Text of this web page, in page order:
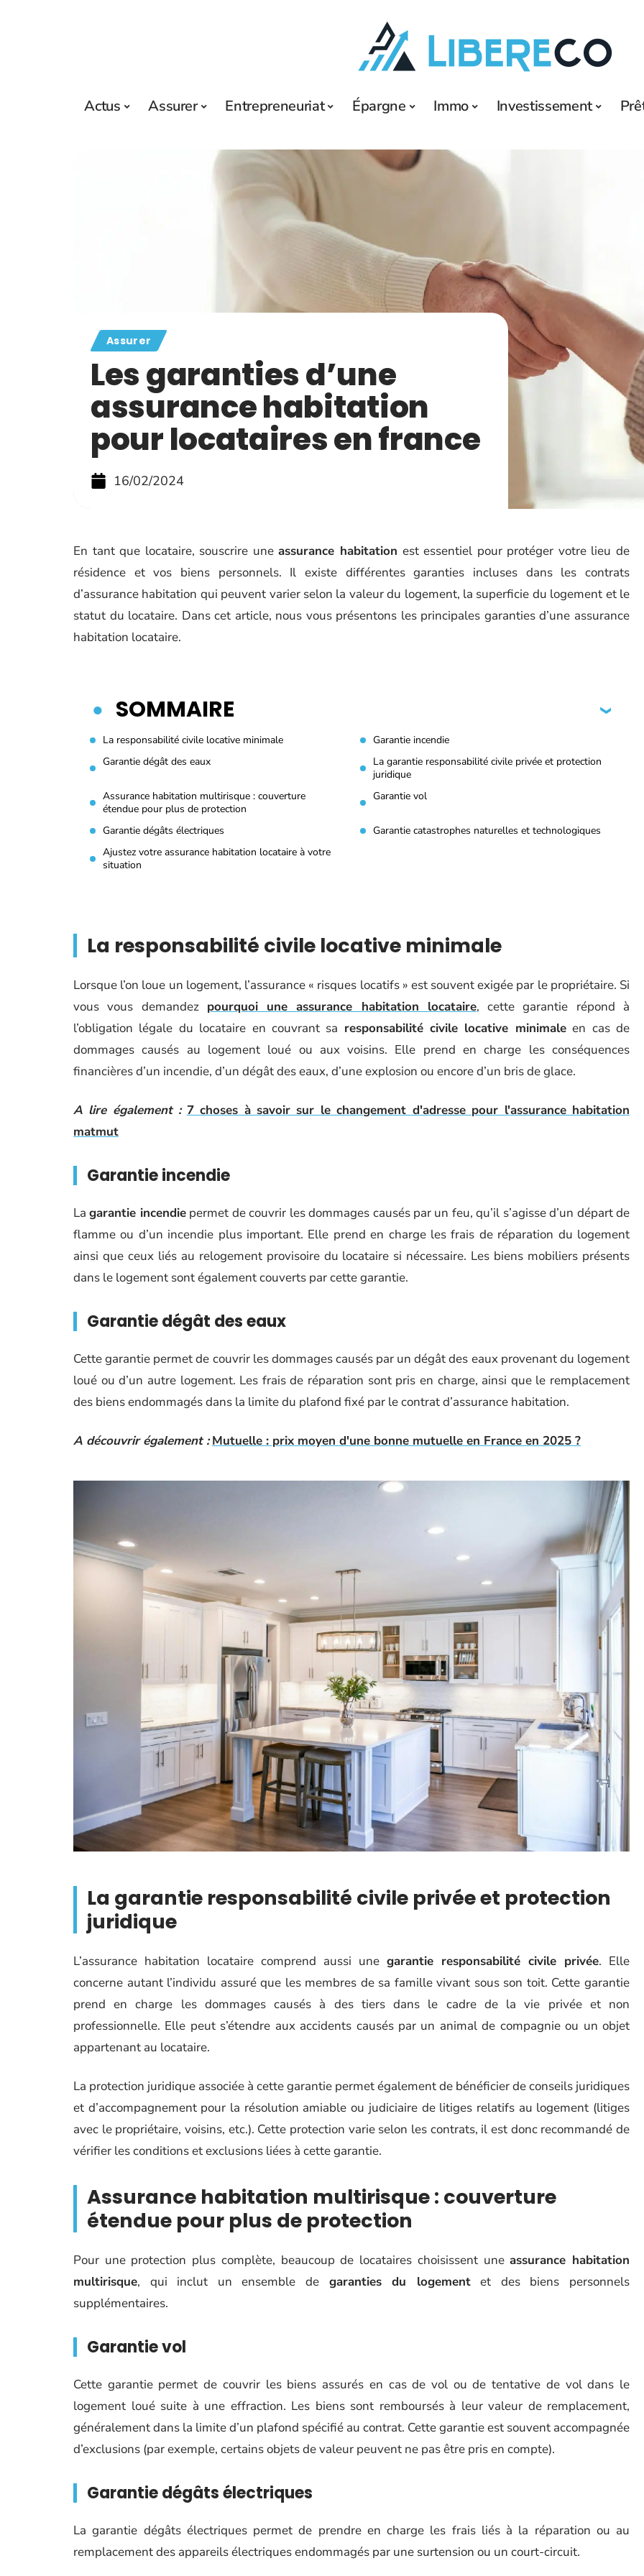
Actus Assurer Entrepreneuriat Épargne Immo Investissement
Assurer
Les garanties d’une
assurance habitation
pour locataires en france
16/02/2024
En tant que locataire, souscrire uneassurance habitation est essentiel pour protéger votre lieu de
résidence et vos biens personnels. Il existe différentes garanties incluses dans les contrats
d’assurance habitation qui peuvent varier selon la valeur du logement, la superficie du logement et le
statut du locataire. Dans cet article, nous vous présentons les principales garanties d’une assurance
habitation locataire.
SOMMAIRE
La responsabilité civile locative minimale
Garantie incendie
Garantie dégât des eaux
La garantie responsabilité civile privée et protection
juridique
Assurance habitation multirisque : couverture
étendue pour plus de protection
Garantie vol
Garantie dégâts électriques
Garantie catastrophes naturelles et technologiques
Ajustez votre assurance habitation locataire à votre
situation
La responsabilité civile locative minimale
Lorsque l’on loue un logement, l’assurance « risques locatifs » est souvent exigée par le propriétaire. Si
vous vous demandez pourquoi une assurance habitation locataire, cette garantie répond à
l’obligation légale du locataire en couvrant sa responsabilité civile locative minimaleen cas de
dommages causés au logement loué ou aux voisins. Elle prend en charge les conséquences
financières d’un incendie, d’un dégât des eaux, d’une explosion ou encore d’un bris de glace.
A lire également : 7 choses à savoir sur le changement d'adresse pour l'assurance habitation
matmut
Garantie incendie
Lagarantie incendiepermet de couvrir les dommages causés par un feu, qu’il s’agisse d’un départ de
flamme ou d’un incendie plus important. Elle prend en charge les frais de réparation du logement
ainsi que ceux liés au relogement provisoire du locataire si nécessaire. Les biens mobiliers présents
dans le logement sont également couverts par cette garantie.
Garantie dégât des eaux
Cette garantie permet de couvrir les dommages causés par un dégât des eaux provenant du logement
loué ou d’un autre logement. Les frais de réparation sont pris en charge, ainsi que le remplacement
des biens endommagés dans la limite du plafond fixé par le contrat d’assurance habitation.
A découvrir également : Mutuelle : prix moyen d'une bonne mutuelle en France en 2025 ?
La garantie responsabilité civile privée et protection
juridique
L’assurance habitation locataire comprend aussi une garantie responsabilité civile privée. Elle
concerne autant l’individu assuré que les membres de sa famille vivant sous son toit. Cette garantie
prend en charge les dommages causés à des tiers dans le cadre de la vie privée et non
professionnelle. Elle peut s’étendre aux accidents causés par un animal de compagnie ou un objet
appartenant au locataire.
La protection juridique associée à cette garantie permet également de bénéficier de conseils juridiques
et d’accompagnement pour la résolution amiable ou judiciaire de litiges relatifs au logement (litiges
avec le propriétaire, voisins, etc.). Cette protection varie selon les contrats, il est donc recommandé de
vérifier les conditions et exclusions liées à cette garantie.
Assurance habitation multirisque : couverture
étendue pour plus de protection
Pour une protection plus complète, beaucoup de locataires choisissent uneassurance habitation
multirisque, qui inclut un ensemble de garanties du logementet des biens personnels
supplémentaires.
Garantie vol
Cette garantie permet de couvrir les biens assurés en cas de vol ou de tentative de vol dans le
logement loué suite à une effraction. Les biens sont remboursés à leur valeur de remplacement,
généralement dans la limite d’un plafond spécifié au contrat. Cette garantie est souvent accompagnée
d’exclusions (par exemple, certains objets de valeur peuvent ne pas être pris en compte).
Garantie dégâts électriques
La garantie dégâts électriques permet de prendre en charge les frais liés à la réparation ou au
remplacement des appareils électriques endommagés par une surtension ou un court-circuit.